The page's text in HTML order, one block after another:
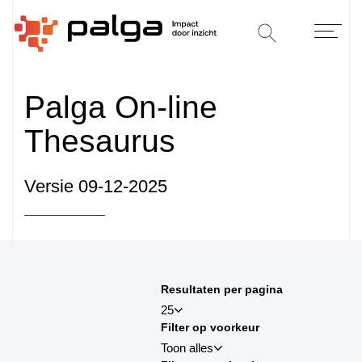
Palga On-line
Thesaurus
Versie 09-12-2025
Resultaten per pagina
25
25
Filter op voorkeur
Toon alles
sortby_title:desc
sortby_palga:asc